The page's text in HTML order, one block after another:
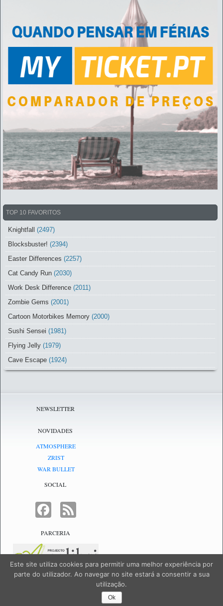
TOP 10 FAVORITOS
Knightfall (2497)
Blocksbuster! (2394)
Easter Differences (2257)
Cat Candy Run (2030)
Work Desk Difference (2011)
Zombie Gems (2001)
Cartoon Motorbikes Memory (2000)
Sushi Sensei (1981)
Flying Jelly (1979)
Cave Escape (1924)
NEWSLETTER
NOVIDADES
ATMOSPHERE
ZRIST
WAR BULLET
SOCIAL
FACEBOOK
PARCERIA
NetJogos - powered byNetJogos
Este site utiliza cookies para permitir uma melhor experiência por
parte do utilizador. Ao navegar no site estará a consentir a sua
utilização.
Ok